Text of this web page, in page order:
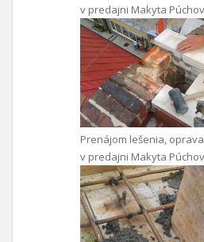
v predajni Makyta
Prenájom lešenia,
v predajni Makyta